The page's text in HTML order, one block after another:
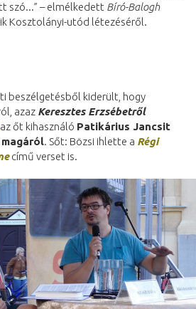
szó...” – elmélkedett Bíró-Balogh
Kosztolányi-utód létezéséről.
beszélgetésből kiderült, hogy
azaz Keresztes Erzsébetről
őt kihasználó Patikárius Jancsit
. Sőt: Bözsi ihlette a Régi
című verset is.